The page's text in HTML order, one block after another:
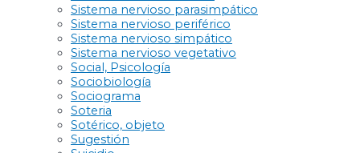
Sistema nervioso parasimpático
Sistema nervioso periférico
Sistema nervioso simpático
Sistema nervioso vegetativo
Social, Psicología
Sociobiología
Sociograma
Soteria
Sotérico, objeto
Sugestión